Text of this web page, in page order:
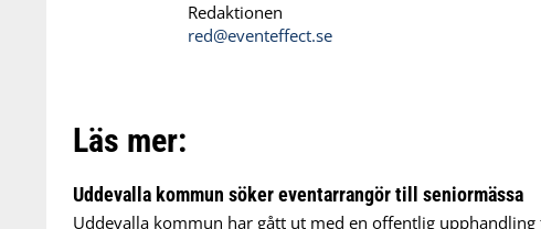
Redaktionen
red@eventeffect.se
Läs mer:
Uddevalla kommun söker eventarrangör till seniormässa
Uddevalla kommun har gått ut med en offentlig